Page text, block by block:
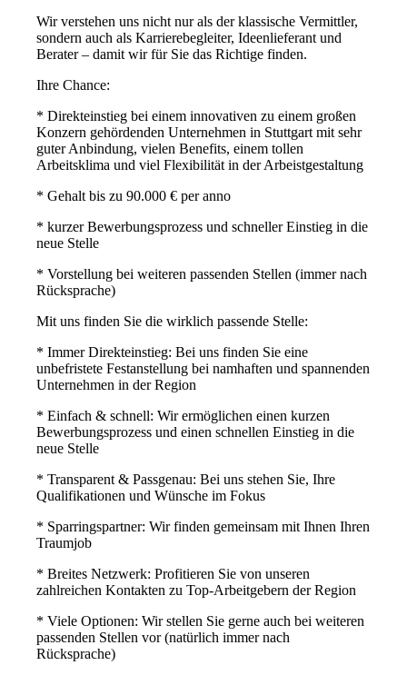
Wir verstehen uns nicht nur als der klassische Vermittler,
sondern auch als Karrierebegleiter, Ideenlieferant und
Berater – damit wir für Sie das Richtige finden.
Ihre Chance:
* Direkteinstieg bei einem innovativen zu einem großen
Konzern gehördenden Unternehmen in Stuttgart mit sehr
guter Anbindung, vielen Benefits, einem tollen
Arbeitsklima und viel Flexibilität in der Arbeistgestaltung
* Gehalt bis zu 90.000 € per anno
* kurzer Bewerbungsprozess und schneller Einstieg in die
neue Stelle
* Vorstellung bei weiteren passenden Stellen (immer nach
Rücksprache)
Mit uns finden Sie die wirklich passende Stelle:
* Immer Direkteinstieg: Bei uns finden Sie eine
unbefristete Festanstellung bei namhaften und spannenden
Unternehmen in der Region
* Einfach & schnell: Wir ermöglichen einen kurzen
Bewerbungsprozess und einen schnellen Einstieg in die
neue Stelle
* Transparent & Passgenau: Bei uns stehen Sie, Ihre
Qualifikationen und Wünsche im Fokus
* Sparringspartner: Wir finden gemeinsam mit Ihnen Ihren
Traumjob
* Breites Netzwerk: Profitieren Sie von unseren
zahlreichen Kontakten zu Top-Arbeitgebern der Region
* Viele Optionen: Wir stellen Sie gerne auch bei weiteren
passenden Stellen vor (natürlich immer nach
Rücksprache)